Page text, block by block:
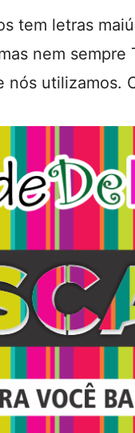
tem letras
nem sempre
utilizamos.